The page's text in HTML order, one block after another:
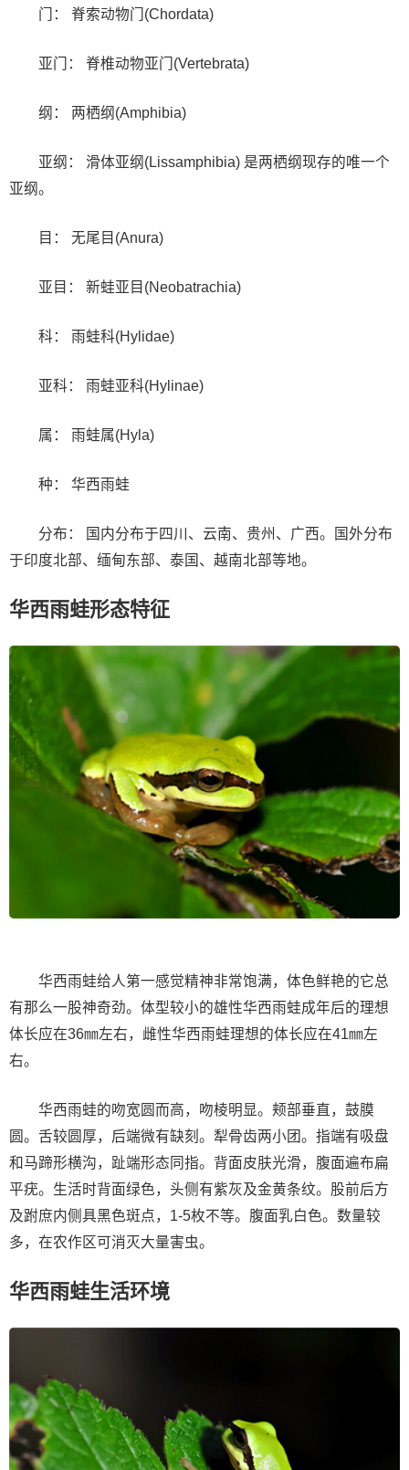
门： 脊索动物门(Chordata)
亚门： 脊椎动物亚门(Vertebrata)
纲： 两栖纲(Amphibia)
亚纲： 滑体亚纲(Lissamphibia) 是两栖纲现存的唯一个
亚纲。
目： 无尾目(Anura)
亚目： 新蛙亚目(Neobatrachia)
科： 雨蛙科(Hylidae)
亚科： 雨蛙亚科(Hylinae)
属： 雨蛙属(Hyla)
种： 华西雨蛙
分布： 国内分布于四川、云南、贵州、广西。国外分布
于印度北部、缅甸东部、泰国、越南北部等地。
华西雨蛙形态特征
华西雨蛙给人第一感觉精神非常饱满，体色鲜艳的它总
有那么一股神奇劲。体型较小的雄性华西雨蛙成年后的理想
体长应在36㎜左右，雌性华西雨蛙理想的体长应在41㎜左
右。
华西雨蛙的吻宽圆而高，吻棱明显。颊部垂直，鼓膜
圆。舌较圆厚，后端微有缺刻。犁骨齿两小团。指端有吸盘
和马蹄形横沟，趾端形态同指。背面皮肤光滑，腹面遍布扁
平疣。生活时背面绿色，头侧有紫灰及金黄条纹。股前后方
及跗庶内侧具黑色斑点，1-5枚不等。腹面乳白色。数量较
多，在农作区可消灭大量害虫。
华西雨蛙生活环境